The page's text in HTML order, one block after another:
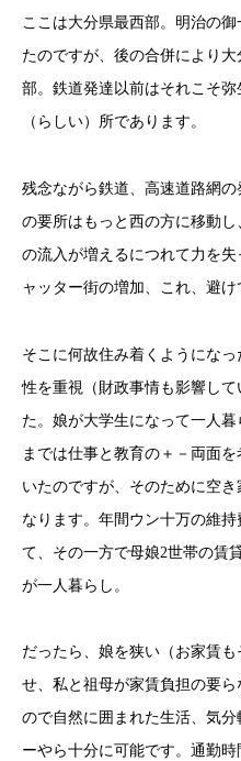
ここは大分県最西部。明治の
たのですが、後の合併により
部。鉄道発達以前はそれこそ
（らしい）所であります。
残念ながら鉄道、高速道路網
の要所はもっと西の方に移動
の流入が増えるにつれて力を
ャッター街の増加、これ、避け
そこに何故住み着くようにな
性を重視（財政事情も影響し
た。娘が大学生になって一人
までは仕事と教育の＋－両面
いたのですが、そのために空
なります。年間ウン十万の維
て、その一方で母娘2世帯の賃
が一人暮らし。
だったら、娘を狭い（お家賃
せ、私と祖母が家賃負担の要
ので自然に囲まれた生活、気
ーやら十分に可能です。通勤